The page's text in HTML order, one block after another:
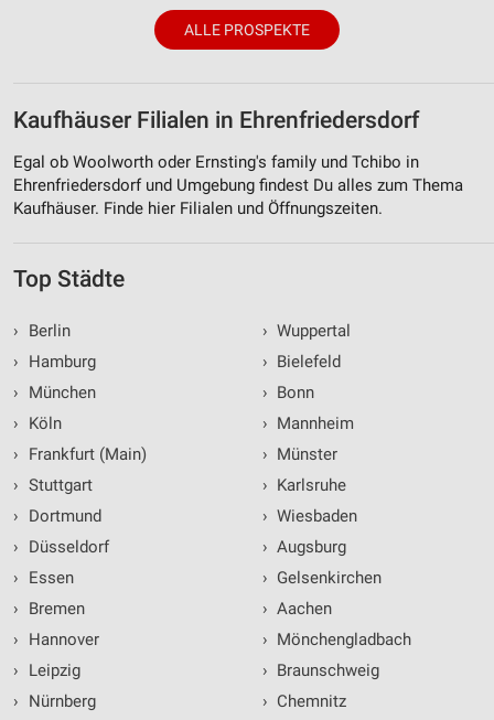
ALLE PROSPEKTE
Kaufhäuser Filialen in Ehrenfriedersdorf
Egal ob Woolworth oder Ernsting's family und Tchibo in
Ehrenfriedersdorf und Umgebung findest Du alles zum Thema
Kaufhäuser. Finde hier Filialen und Öffnungszeiten.
Top Städte
›
Berlin
›
Hamburg
›
München
›
Köln
›
Frankfurt (Main)
› Stuttgart
›
Dortmund
›
Düsseldorf
›
Essen
›
Bremen
›
Hannover
›
Leipzig
›
Nürnberg
› Wuppertal
› Bielefeld
› Bonn
› Mannheim
› Münster
› Karlsruhe
› Wiesbaden
› Augsburg
› Gelsenkirchen
› Aachen
› Mönchengladbach
› Braunschweig
› Chemnitz